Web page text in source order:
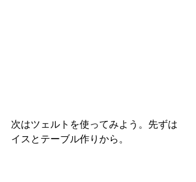
次はツェルトを使ってみよう。先ずは
イスとテーブル作りから。